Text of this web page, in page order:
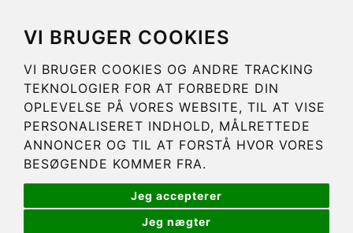
VI BRUGER COOKIES
VI BRUGER COOKIES OG ANDRE TRACKING
TEKNOLOGIER FOR AT FORBEDRE DIN
OPLEVELSE PÅ VORES WEBSITE, TIL AT VISE
PERSONALISERET INDHOLD, MÅLRETTEDE
ANNONCER OG TIL AT FORSTÅ HVOR VORES
BESØGENDE KOMMER FRA.
Jeg accepterer
Jeg nægter